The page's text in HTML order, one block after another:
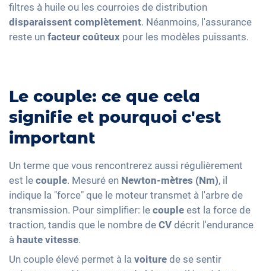
filtres à huile ou les courroies de distribution
disparaissent complètement. Néanmoins, l'assurance
reste un facteur coûteux pour les modèles puissants.
Le couple: ce que cela
signifie et pourquoi c'est
important
Un terme que vous rencontrerez aussi régulièrement
est le couple. Mesuré en Newton-mètres (Nm), il
indique la "force" que le moteur transmet à l'arbre de
transmission. Pour simplifier: le couple est la force de
traction, tandis que le nombre de CV décrit l'endurance
à haute vitesse.
Un couple élevé permet à la voiture de se sentir